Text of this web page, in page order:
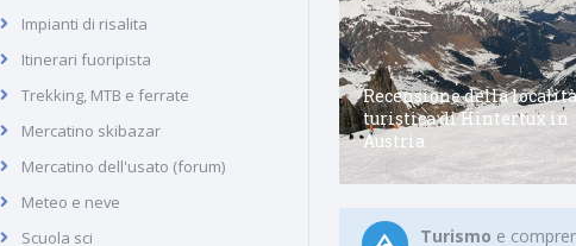
Impianti di risalita
Itinerari fuoripista
Trekking, MTB e ferrate
Mercatino skibazar
Mercatino dell'usato (forum)
Meteo e neve
Scuola sci
Comprensorio di Maseben -
Val Venosta.
Recensione della località
turistica di Hintertux in
Austria
Turismo e